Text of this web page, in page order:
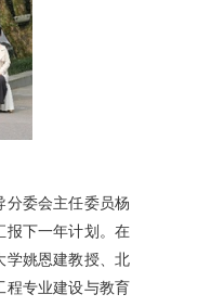
分委会主任委员杨
报下一年计划。在
学姚恩建教授、北
程专业建设与教育